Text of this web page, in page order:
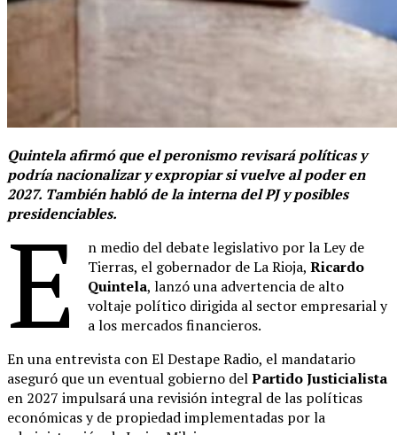
Quintela afirmó que el peronismo revisará políticas y
podría nacionalizar y expropiar si vuelve al poder en
2027. También habló de la interna del PJ y posibles
presidenciables.
E
n medio del debate legislativo por la Ley de
Tierras, el gobernador de La Rioja,Ricardo
Quintela, lanzó una advertencia de alto
voltaje político dirigida al sector empresarial y
a los mercados financieros.
En una entrevista con El Destape Radio, el mandatario
aseguró que un eventual gobierno delPartido Justicialista
en 2027 impulsará una revisión integral de las políticas
económicas y de propiedad implementadas por la